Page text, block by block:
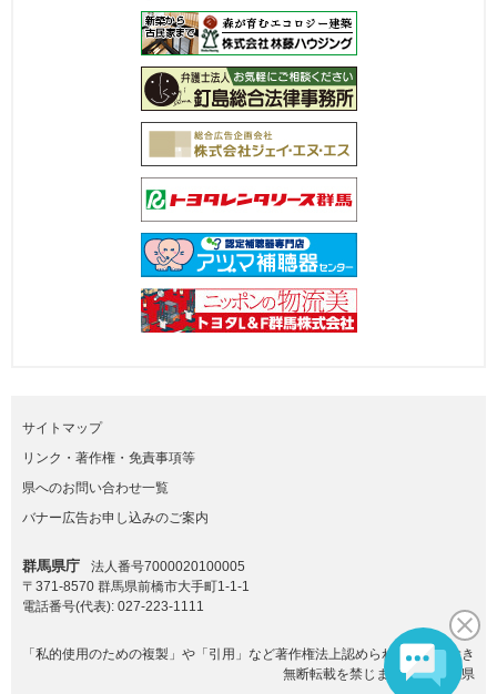
サイトマップ
リンク・著作権・免責事項等
県へのお問い合わせ一覧
バナー広告お申し込みのご案内
群馬県庁
法人番号7000020100005
〒371-8570 群馬県前橋市大手町1-1-1
電話番号(代表): 027-223-1111
「私的使用のための複製」や「引用」など著作権法上認められた場合を除き
無断転載を禁じます。(C)群馬県